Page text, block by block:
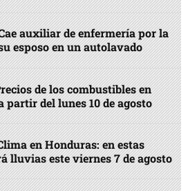
auxiliar de enfermería por la
esposo en un autolavado
de los combustibles en
partir del lunes 10 de agosto
en Honduras: en estas
lluvias este viernes 7 de agosto